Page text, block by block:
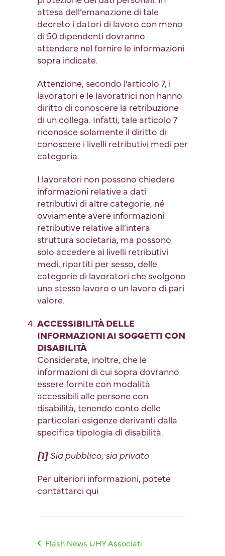
attesa dell’emanazione di tale
decreto i datori di lavoro con meno
di 50 dipendenti dovranno
attendere nel fornire le informazioni
sopra indicate.
Attenzione, secondo l’articolo 7, i
lavoratori e le lavoratrici non hanno
diritto di conoscere la retribuzione
di un collega. Infatti, tale articolo 7
riconosce solamente il diritto di
conoscere i livelli retributivi medi per
categoria.
I lavoratori non possono chiedere
informazioni relative a dati
retributivi di altre categorie, né
ovviamente avere informazioni
retributive relative all’intera
struttura societaria, ma possono
solo accedere ai livelli retributivi
medi, ripartiti per sesso, delle
categorie di lavoratori che svolgono
uno stesso lavoro o un lavoro di pari
valore.
ACCESSIBILITÀ DELLE
INFORMAZIONI AI SOGGETTI CON
DISABILITÀ
Considerate, inoltre, che le
informazioni di cui sopra dovranno
essere fornite con modalità
accessibili alle persone con
disabilità, tenendo conto delle
particolari esigenze derivanti dalla
specifica tipologia di disabilità.
[1]Sia pubblico, sia privato
Per ulteriori informazioni, potete
contattarci qui
Flash News UHY Associati